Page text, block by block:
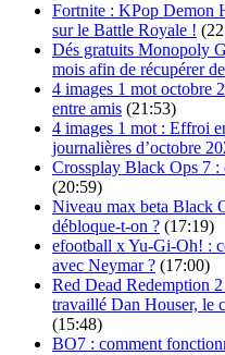
Fortnite : KPop Demon
sur le Battle Royale !
Dés gratuits Monopoly
mois afin de récupérer
4 images 1 mot octobre
entre amis (21:53)
4 images 1 mot : Effroi
journalières d’octobre
Crossplay Black Ops 7 :
(20:59)
Niveau max beta Black
débloque-t-on ? (17:19)
efootball x Yu‑Gi‑Oh! :
avec Neymar ? (17:00)
Red Dead Redemption
travaillé Dan Houser, le
(15:48)
BO7 : comment